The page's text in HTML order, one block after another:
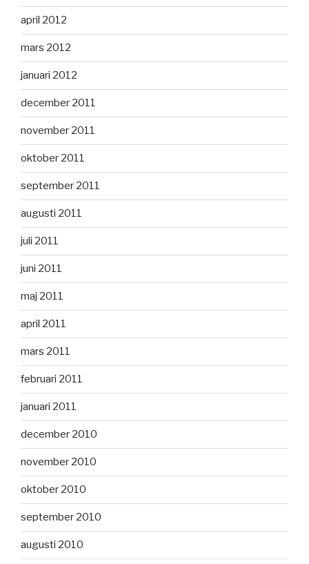
april 2012
mars 2012
januari 2012
december 2011
november 2011
oktober 2011
september 2011
augusti 2011
juli 2011
juni 2011
maj 2011
april 2011
mars 2011
februari 2011
januari 2011
december 2010
november 2010
oktober 2010
september 2010
augusti 2010